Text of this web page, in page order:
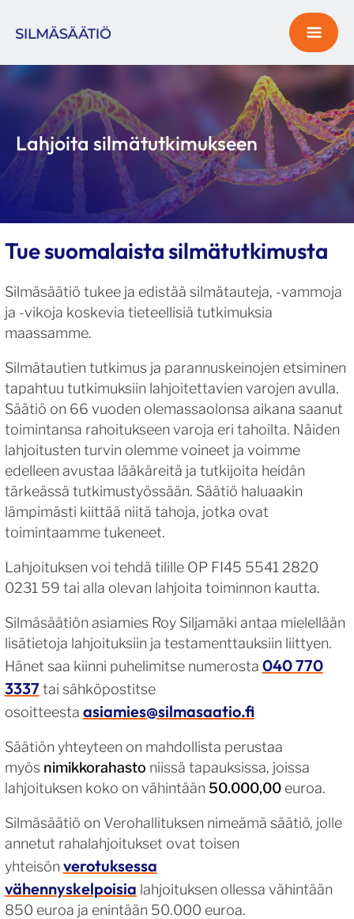
Lahjoita silmätutkimukseen
Tue suomalaista silmätutkimusta
Silmäsäätiö tukee ja edistää silmätauteja, -vammoja
ja -vikoja koskevia tieteellisiä tutkimuksia
maassamme.
Silmätautien tutkimus ja parannuskeinojen etsiminen
tapahtuu tutkimuksiin lahjoitettavien varojen avulla.
Säätiö on 66 vuoden olemassaolonsa aikana saanut
toimintansa rahoitukseen varoja eri tahoilta. Näiden
lahjoitusten turvin olemme voineet ja voimme
edelleen avustaa lääkäreitä ja tutkijoita heidän
tärkeässä tutkimustyössään. Säätiö haluaakin
lämpimästi kiittää niitä tahoja, jotka ovat
toimintaamme tukeneet.
Lahjoituksen voi tehdä tilille OP FI45 5541 2820
0231 59 tai alla olevan lahjoita toiminnon kautta.
Silmäsäätiön asiamies Roy Siljamäki antaa mielellään
lisätietoja lahjoituksiin ja testamenttauksiin liittyen.
Hänet saa kiinni puhelimitse numerosta 040 770
3337 tai sähköpostitse
osoitteesta asiamies@silmasaatio.fi
Säätiön yhteyteen on mahdollista perustaa
myös nimikkorahasto niissä tapauksissa, joissa
lahjoituksen koko on vähintään 50.000,00euroa.
Silmäsäätiö on Verohallituksen nimeämä säätiö, jolle
annetut rahalahjoitukset ovat toisen
yhteisön verotuksessa
vähennyskelpoisia lahjoituksen ollessa vähintään
850 euroa ja enintään 50.000 euroa.